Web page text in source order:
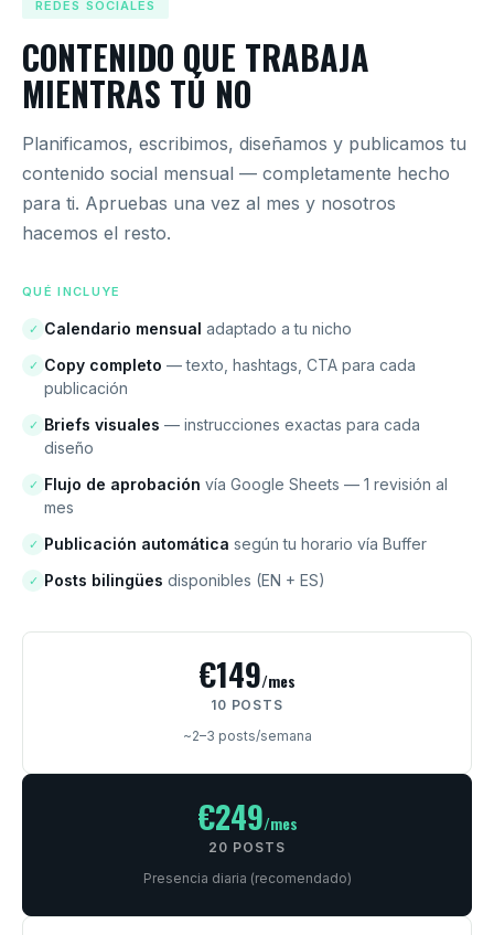
REDES SOCIALES
CONTENIDO QUE TRABAJA
MIENTRAS TÚ NO
Planificamos, escribimos, diseñamos y publicamos tu
contenido social mensual — completamente hecho
para ti. Apruebas una vez al mes y nosotros
hacemos el resto.
QUÉ INCLUYE
✓ Calendario mensual adaptado a tu nicho
✓ Copy completo — texto, hashtags, CTA para cada
publicación
✓ Briefs visuales — instrucciones exactas para cada
diseño
✓ Flujo de aprobación vía Google Sheets — 1 revisión al
mes
✓ Publicación automática según tu horario vía Buffer
✓ Posts bilingües disponibles (EN + ES)
€149/mes
10 POSTS
~2–3 posts/semana
€249/mes
20 POSTS
Presencia diaria (recomendado)